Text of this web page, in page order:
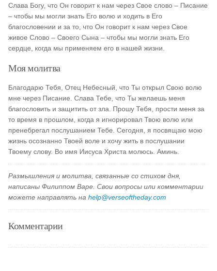
Слава Богу, что Он говорит к нам через Свое слово – Писание
– чтобы мы могли знать Его волю и ходить в Его
благословении и за то, что Он говорит к нам через Свое
живое Слово – Своего Сына – чтобы мы могли знать Его
сердце, когда мы применяем его в нашей жизни.
Моя молитва
Благодарю Тебя, Отец Небесный, что Ты открыл Свою волю
мне через Писание. Слава Тебе, что Ты желаешь меня
благословить и защитить от зла. Прошу Тебя, прости меня за
то время в прошлом, когда я игнорировал Твою волю или
пренебрегал послушанием Тебе. Сегодня, я посвящаю мою
жизнь осознанно Твоей воле и хочу жить в послушании
Твоему слову. Во имя Иисуса Христа молюсь. Аминь.
Размышления и молитва, связанные со стихом дня,
написаны Филиппом Варе. Свои вопросы или комментарии
можете направлять наhelp@verseoftheday.com
Комментарии